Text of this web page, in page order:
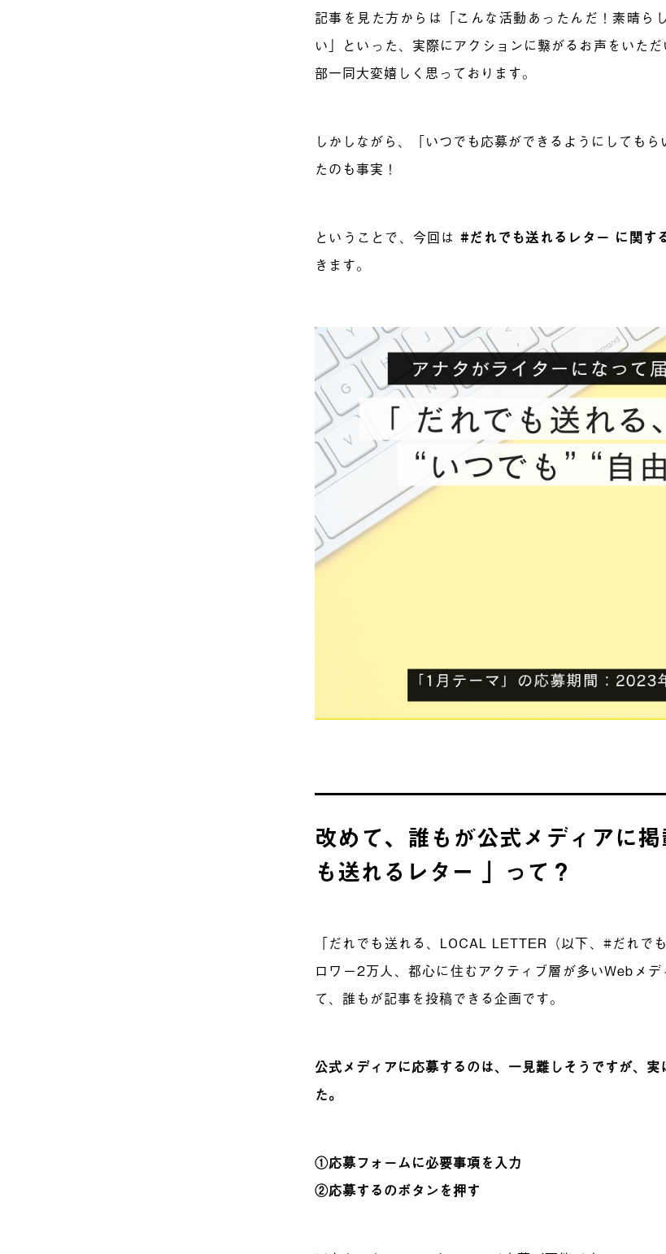
記事を見た方からは「こんな活動あったんだ！素晴ら
い」といった、実際にアクションに繋がるお声をいた
部一同大変嬉しく思っております。
しかしながら、「いつでも応募ができるようにしても
たのも事実！
ということで、今回は#だれでも送れるレター に関す
きます。
改めて、誰もが公式メディアに
も送れるレター 」って？
「だれでも送れる、LOCAL LETTER（以下、#だれで
ロワー2万人、都心に住むアクティブ層が多いWebメ
て、誰もが記事を投稿できる企画です。
公式メディアに応募するのは、一見難しそうですが、
た。
①応募フォームに必要事項を入力
②応募するのボタンを押す